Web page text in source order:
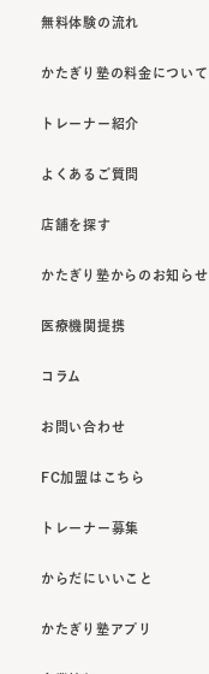
無料体験の流れ
かたぎり塾の料金について
トレーナー紹介
よくあるご質問
店舗を探す
かたぎり塾からのお知らせ
医療機関提携
コラム
お問い合わせ
FC加盟はこちら
トレーナー募集
からだにいいこと
かたぎり塾アプリ